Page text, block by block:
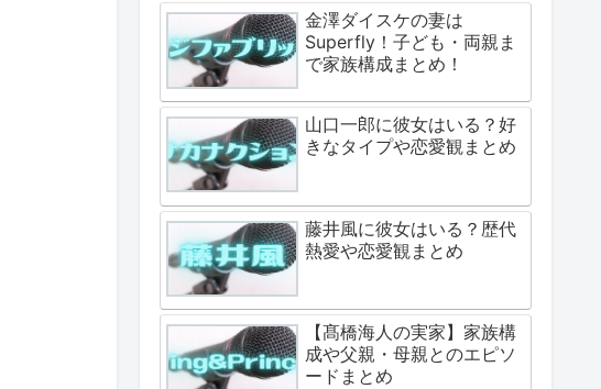
金澤ダイスケの妻は
Superfly！子ども・両親ま
で家族構成まとめ！
山口一郎に彼女はいる？好
きなタイプや恋愛観まとめ
藤井風に彼女はいる？歴代
熱愛や恋愛観まとめ
【髙橋海人の実家】家族構
成や父親・母親とのエピソ
ードまとめ